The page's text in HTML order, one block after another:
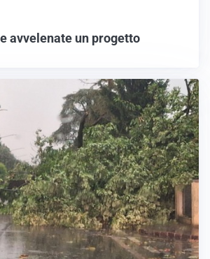
avvelenate un progetto